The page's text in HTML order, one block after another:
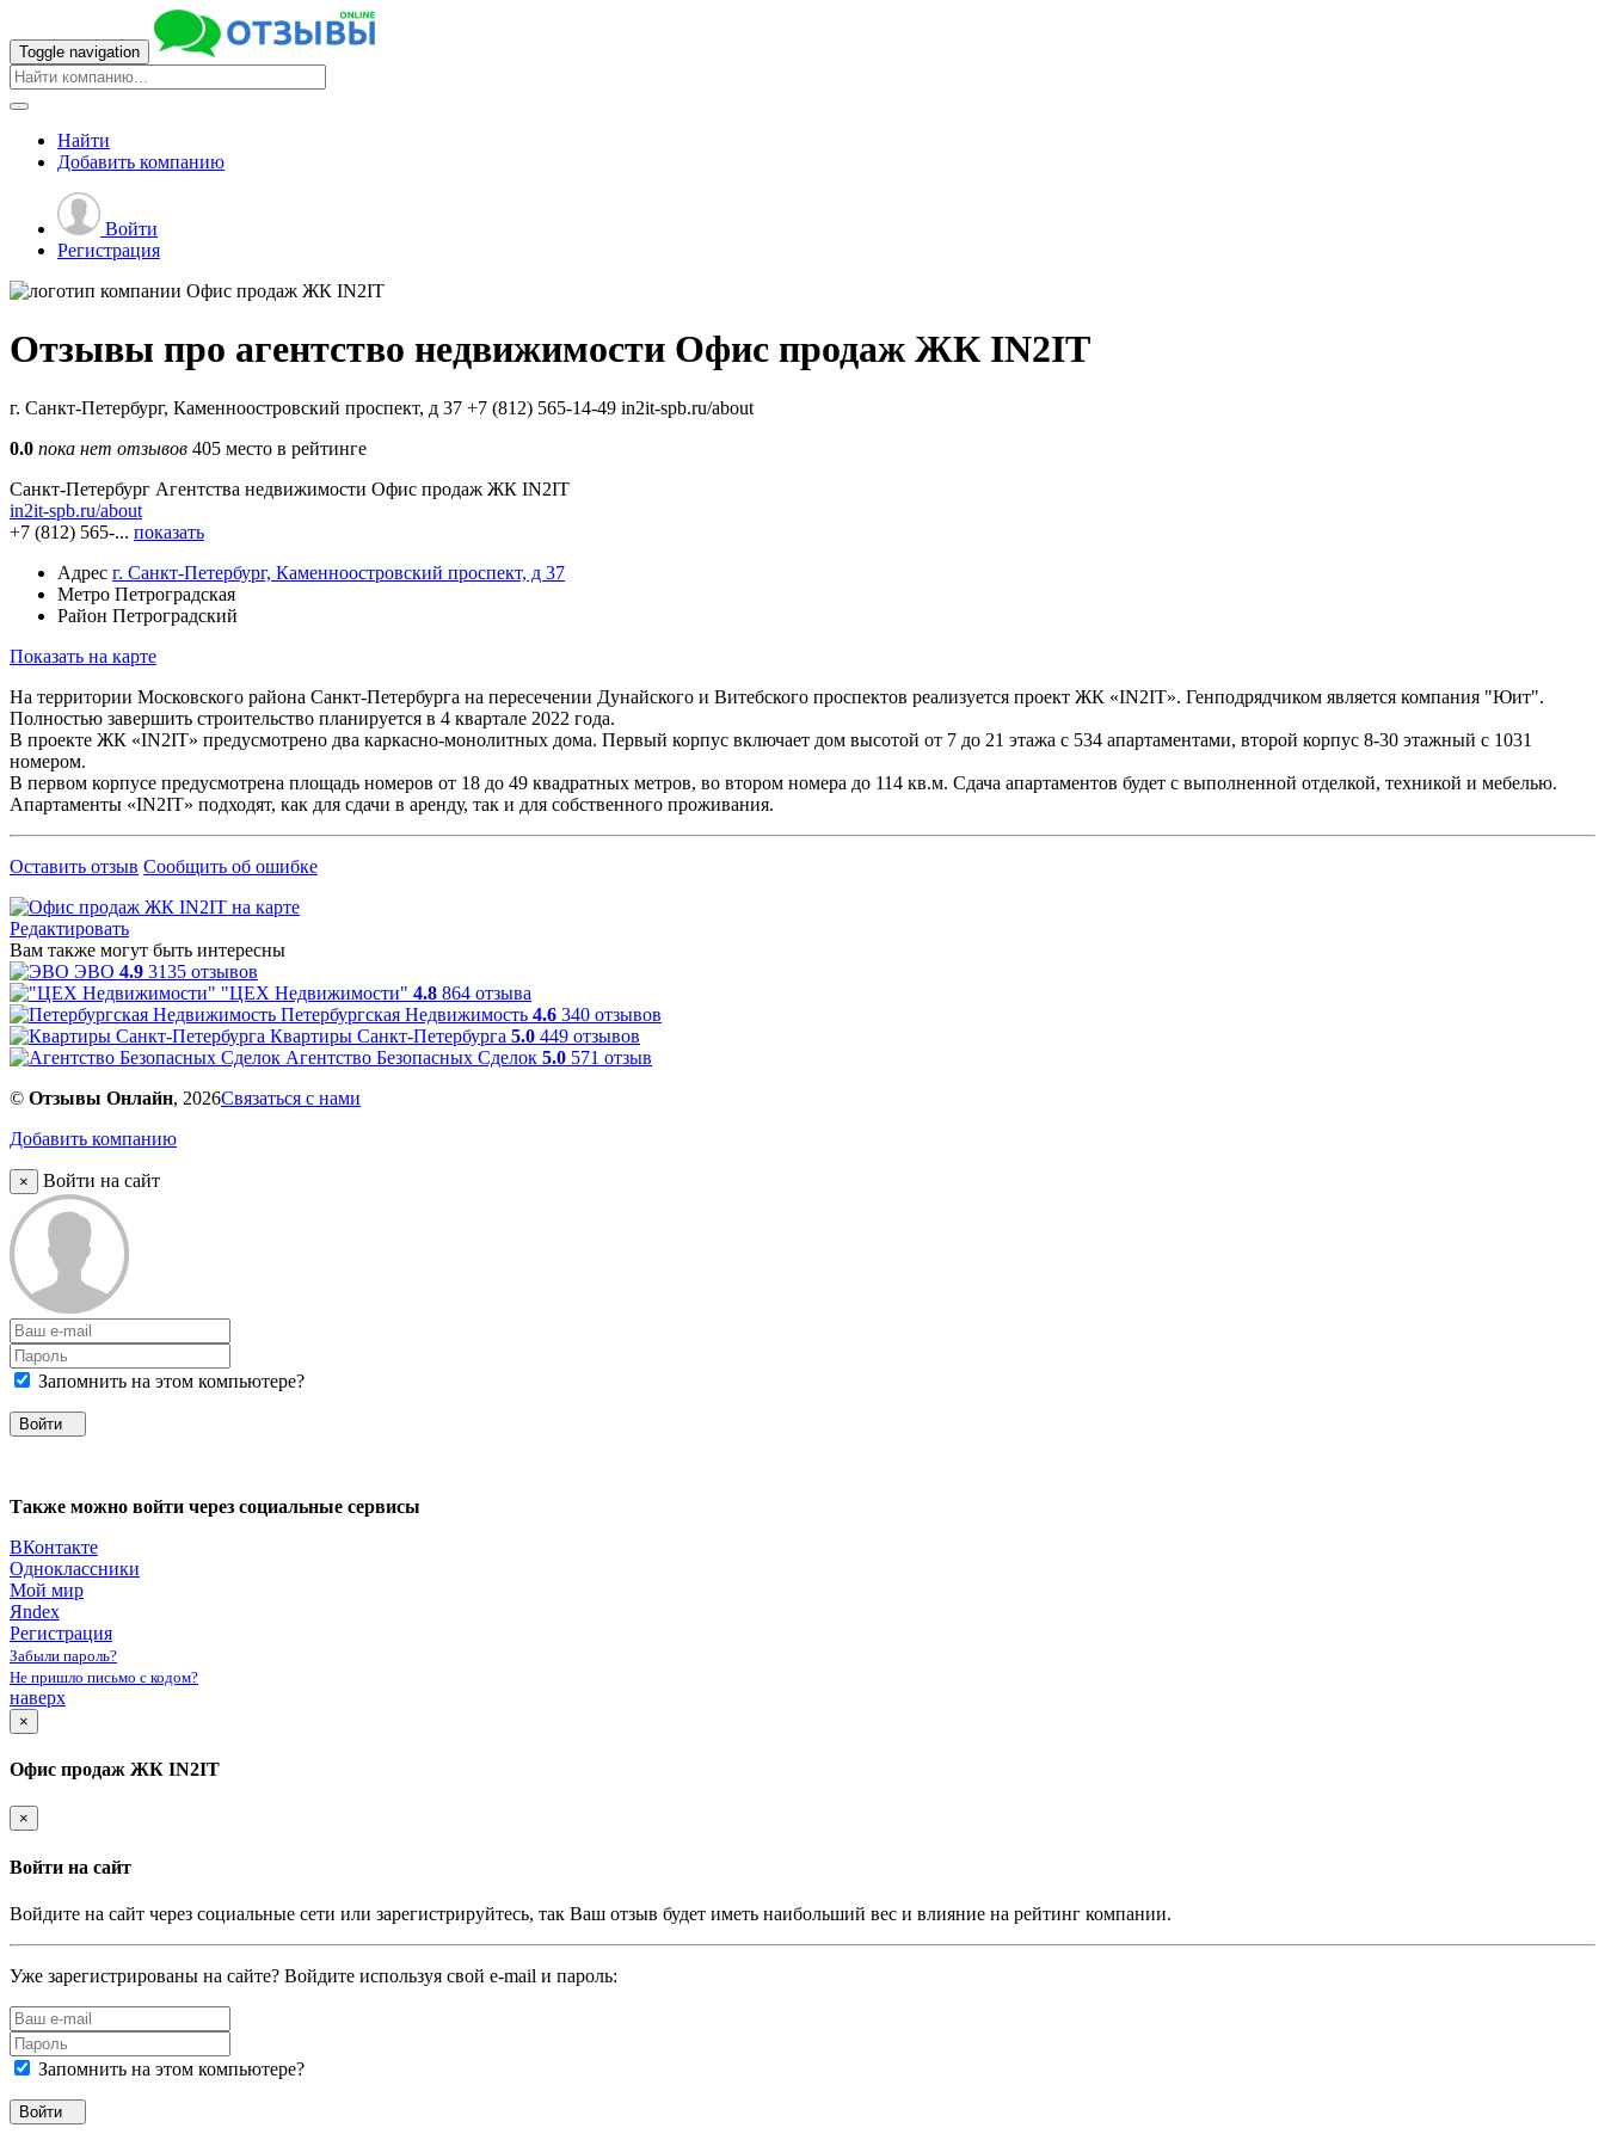
Toggle navigation
Найти
Добавить компанию
Войти
Регистрация
Отзывы про агентство недвижимости Офис продаж ЖК IN2IT
г. Санкт-Петербург, Каменноостровский проспект, д 37 +7 (812) 565-14-49 in2it-spb.ru/about
0.0 пока нет отзывов 405 место в рейтинге
Санкт-Петербург Агентства недвижимости Офис продаж ЖК IN2IT
in2it-spb.ru/about
+7 (812) 565-... показать
Адрес г. Санкт-Петербург, Каменноостровский проспект, д 37
Метро Петроградская
Район Петроградский
Показать на карте
На территории Московского района Санкт-Петербурга на пересечении Дунайского и Витебского проспектов реализуется проект ЖК «IN2IT». Генподрядчиком является компания "Юит".
Полностью завершить строительство планируется в 4 квартале 2022 года.
В проекте ЖК «IN2IT» предусмотрено два каркасно-монолитных дома. Первый корпус включает дом высотой от 7 до 21 этажа с 534 апартаментами, второй корпус 8-30 этажный с 1031
номером.
В первом корпусе предусмотрена площадь номеров от 18 до 49 квадратных метров, во втором номера до 114 кв.м. Сдача апартаментов будет с выполненной отделкой, техникой и мебелью.
Апартаменты «IN2IT» подходят, как для сдачи в аренду, так и для собственного проживания.
Оставить отзыв Сообщить об ошибке
Редактировать
Вам также могут быть интересны
ЭВО 4.9 3135 отзывов
"ЦЕХ Недвижимости" 4.8 864 отзыва
Петербургская Недвижимость 4.6 340 отзывов
Квартиры Санкт-Петербурга 5.0 449 отзывов
Агентство Безопасных Сделок 5.0 571 отзыв
© Отзывы Онлайн, 2026Связаться с нами
Добавить компанию
× Войти на сайт
Запомнить на этом компьютере?
Войти
Также можно войти через социальные сервисы
ВКонтакте
Одноклассники
Мой мир
Яndex
Регистрация
Забыли пароль?
Не пришло письмо с кодом?
наверх
×
Офис продаж ЖК IN2IT
×
Войти на сайт
Войдите на сайт через социальные сети или зарегистрируйтесь, так Ваш отзыв будет иметь наибольший вес и влияние на рейтинг компании.
Уже зарегистрированы на сайте? Войдите используя свой e-mail и пароль:
Запомнить на этом компьютере?
Войти